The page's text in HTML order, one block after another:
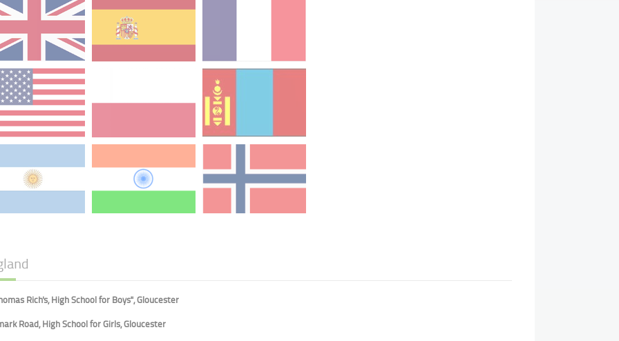
Rich's, High School for Boys", Gloucester
Road, High School for Girls, Gloucester